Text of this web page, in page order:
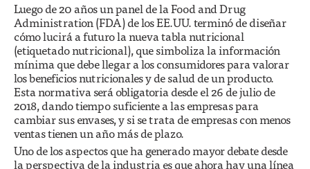
Luego de 20 años un panel de la Food and Drug
Administration (FDA) de los EE.UU. terminó de diseñar
cómo lucirá a futuro la nueva tabla nutricional
(etiquetado nutricional), que simboliza la información
mínima que debe llegar a los consumidores para valorar
los beneficios nutricionales y de salud de un producto.
Esta normativa será obligatoria desde el 26 de julio de
2018, dando tiempo suficiente a las empresas para
cambiar sus envases, y si se trata de empresas con menos
ventas tienen un año más de plazo.
Uno de los aspectos que ha generado mayor debate desde
la perspectiva de la industria es que ahora hay una línea